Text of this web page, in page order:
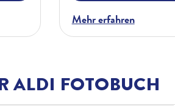
ALDI FOTOBUCH
Mehr erfahren